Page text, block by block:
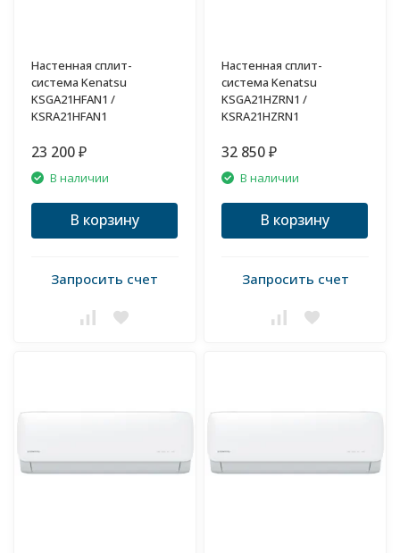
Настенная сплит-
система Kenatsu
KSGA21HFAN1 /
KSRA21HFAN1
23 200 ₽
В наличии
В корзину
Запросить счет
Настенная сплит-
система Kenatsu
KSGA21HZRN1 /
KSRA21HZRN1
32 850 ₽
В наличии
В корзину
Запросить счет